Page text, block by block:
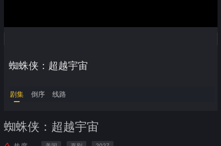
蜘蛛侠：超越宇宙
剧集 倒序 线路
蜘蛛侠：超越宇宙